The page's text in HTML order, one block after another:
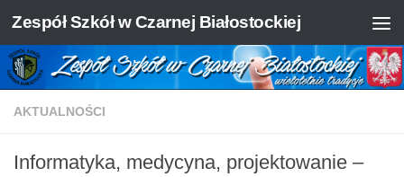
Skip to content
Zespół Szkół w Czarnej Białostockiej
AKTUALNOŚCI
Informatyka, medycyna, projektowanie –